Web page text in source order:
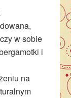
w sobie
i
na